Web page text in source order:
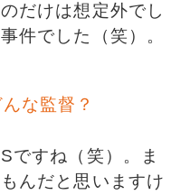
だけは想定外でし
件でした（笑）。
な監督？
ですね（笑）。ま
んだと思いますけ